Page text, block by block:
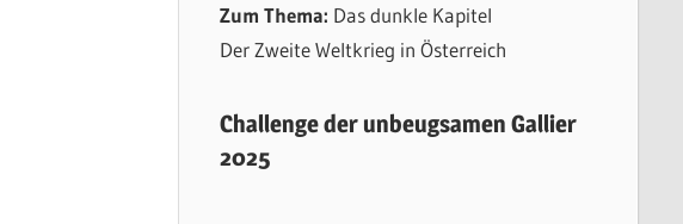
Zum Thema: Das dunkle Kapitel
Der Zweite Weltkrieg in Österreich
Challenge der unbeugsamen Gallier
2025